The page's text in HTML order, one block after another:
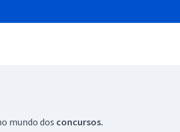
mundo dos concursos.